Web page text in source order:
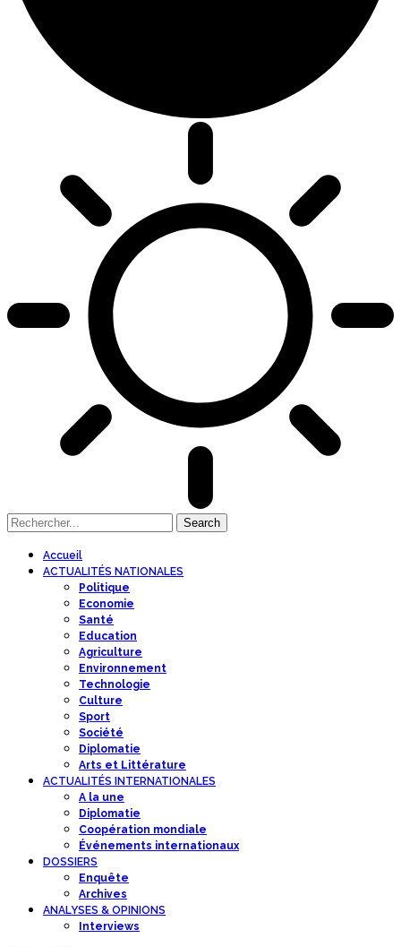
Accueil
ACTUALITÉS NATIONALES
Politique
Economie
Santé
Education
Agriculture
Environnement
Technologie
Culture
Sport
Société
Diplomatie
Arts et Littérature
ACTUALITÉS INTERNATIONALES
A la une
Diplomatie
Coopération mondiale
Événements internationaux
DOSSIERS
Enquête
Archives
ANALYSES & OPINIONS
Interviews